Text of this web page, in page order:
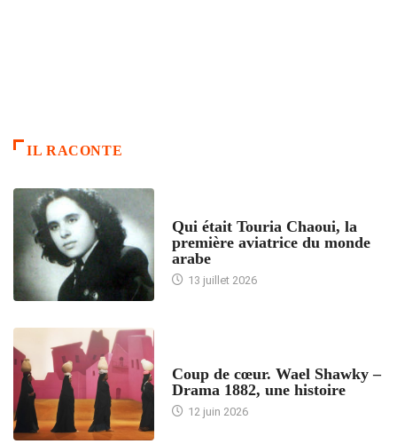
IL RACONTE
Qui était Touria Chaoui, la
première aviatrice du monde
arabe
13 juillet 2026
Coup de cœur. Wael Shawky –
Drama 1882, une histoire
12 juin 2026